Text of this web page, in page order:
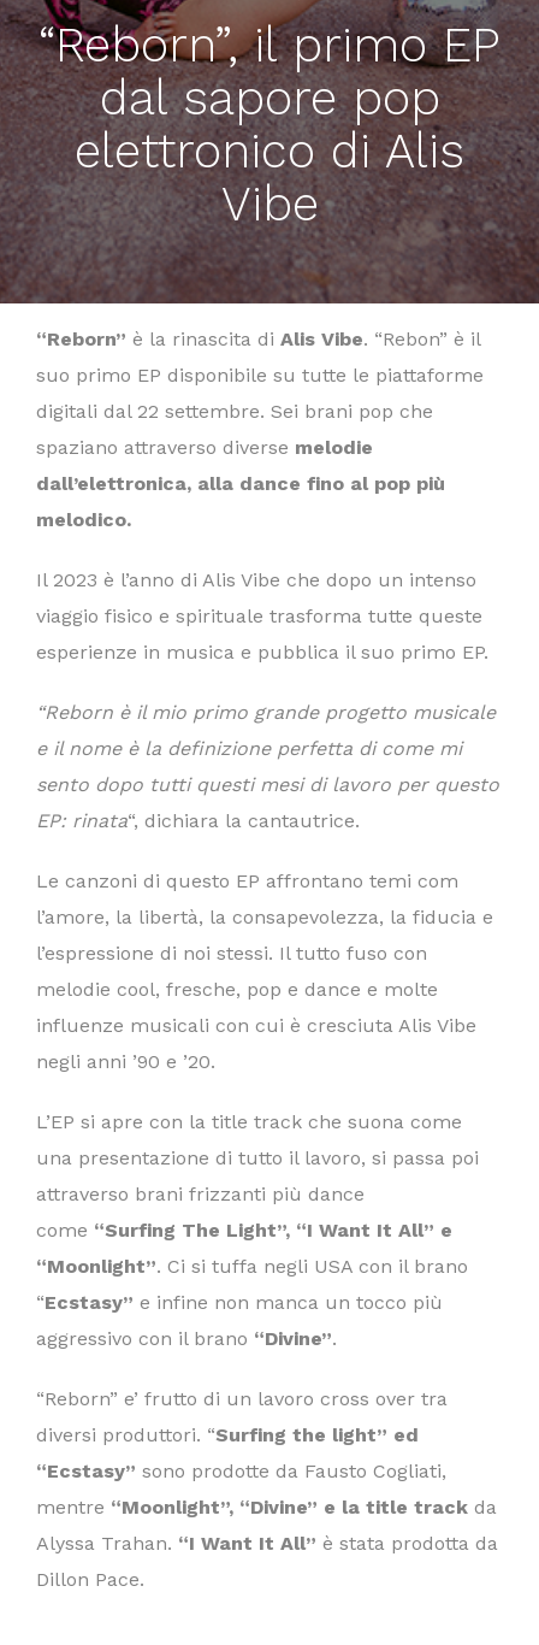
“Reborn”, il primo EP
dal sapore pop
elettronico di Alis
Vibe
“Reborn” è la rinascita di Alis Vibe. “Rebon” è il
suo primo EP disponibile su tutte le piattaforme
digitali dal 22 settembre. Sei brani pop che
spaziano attraverso diverse melodie
dall’elettronica, alla dance fino al pop più
melodico.
Il 2023 è l’anno di Alis Vibe che dopo un intenso
viaggio fisico e spirituale trasforma tutte queste
esperienze in musica e pubblica il suo primo EP.
“Reborn è il mio primo grande progetto musicale
e il nome è la definizione perfetta di come mi
sento dopo tutti questi mesi di lavoro per questo
EP: rinata“, dichiara la cantautrice.
Le canzoni di questo EP affrontano temi com
l’amore, la libertà, la consapevolezza, la fiducia e
l’espressione di noi stessi. Il tutto fuso con
melodie cool, fresche, pop e dance e molte
influenze musicali con cui è cresciuta Alis Vibe
negli anni ’90 e ’20.
L’EP si apre con la title track che suona come
una presentazione di tutto il lavoro, si passa poi
attraverso brani frizzanti più dance
come “Surfing The Light”, “I Want It All” e
“Moonlight”. Ci si tuffa negli USA con il brano
“Ecstasy” e infine non manca un tocco più
aggressivo con il brano “Divine”.
“Reborn” e’ frutto di un lavoro cross over tra
diversi produttori. “Surfing the light” ed
“Ecstasy” sono prodotte da Fausto Cogliati,
mentre “Moonlight”, “Divine” e la title track da
Alyssa Trahan. “I Want It All” è stata prodotta da
Dillon Pace.